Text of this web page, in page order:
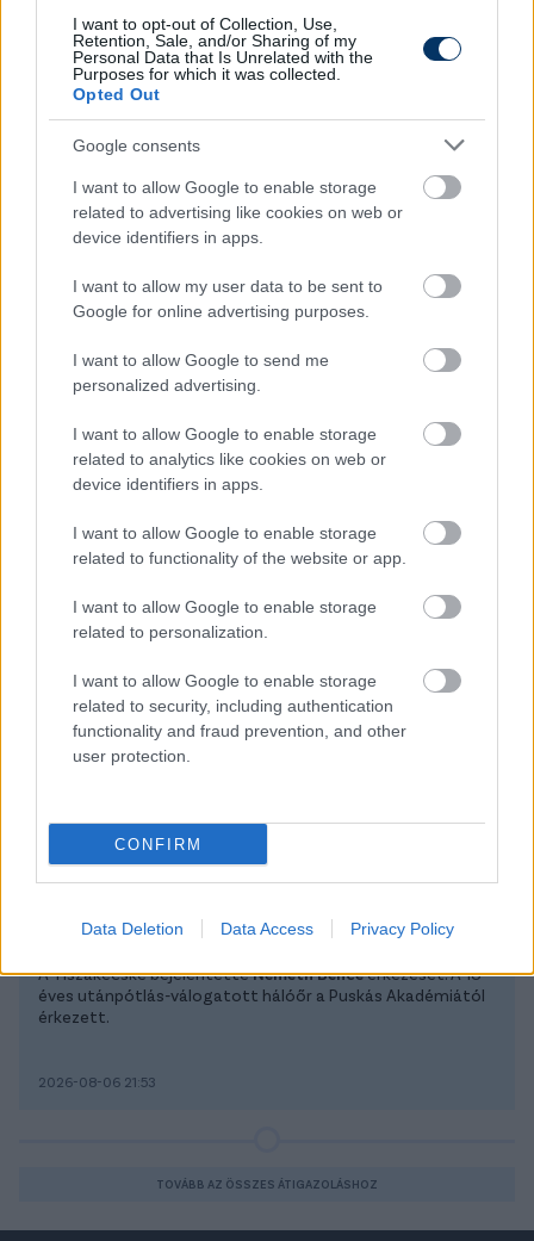
I want to opt-out of Collection, Use,
Retention, Sale, and/or Sharing of my
Personal Data that Is Unrelated with the
Purposes for which it was collected.
Opted Out
Google consents
I want to allow Google to enable storage
related to advertising like cookies on web or
device identifiers in apps.
I want to allow my user data to be sent to
Google for online advertising purposes.
I want to allow Google to send me
personalized advertising.
I want to allow Google to enable storage
related to analytics like cookies on web or
device identifiers in apps.
I want to allow Google to enable storage
related to functionality of the website or app.
I want to allow Google to enable storage
related to personalization.
I want to allow Google to enable storage
related to security, including authentication
functionality and fraud prevention, and other
user protection.
CONFIRM
Data Deletion Data Access Privacy Policy
FEHÉRVÁR FC
#FEHÉRVÁR #EDZŐMECCSEK 2020 TÉL
Autópiac
Kawasaki Z 900
Szín: Szürke
4 849 000 Ft
Ford Ranger
19 990 000 Ft + Áfa
Kövess minket a Facebookon is!
Átigazolások
A Tiszakécske bejelentetteNémeth Benceérkezését. A 18
éves utánpótlás-válogatott hálóőr a Puskás Akadémiától
érkezett.
2026-08-06 21:53
TOVÁBB AZ ÖSSZES ÁTIGAZOLÁSHOZ